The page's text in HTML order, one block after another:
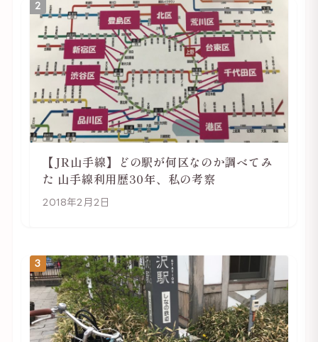
2
【JR山手線】どの駅が何区なのか調べてみ
た 山手線利用歴30年、私の考察
2018年2月2日
3